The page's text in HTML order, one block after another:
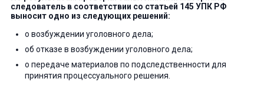
следователь в соответствии со статьей 145 УПК РФ
выносит одно из следующих решений:
о возбуждении уголовного дела;
об отказе в возбуждении уголовного дела;
о передаче материалов по подследственности для
принятия процессуального решения.